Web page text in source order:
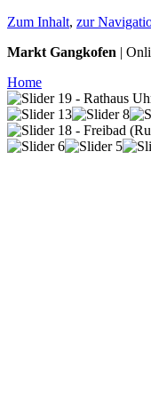
Zum Inhalt, zur
Markt Gangkofen |
Home